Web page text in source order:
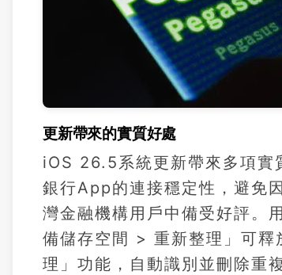
更新帶來的實質好處
iOS 26.5系統更新帶來多項實
銀行App的連接穩定性，避免
灣金融機構用戶中備受好評
備儲存空間 > 重新整理」可
理」功能，自動識別並刪除重